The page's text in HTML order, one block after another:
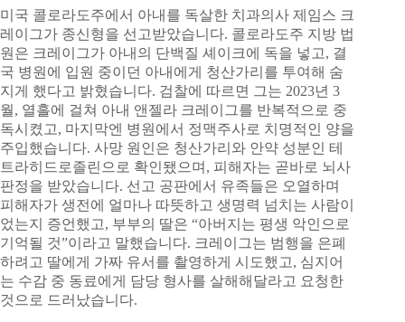
미국 콜로라도주에서 아내를 독살한 치과의사 제임스 크
레이그가 종신형을 선고받았습니다. 콜로라도주 지방 법
원은 크레이그가 아내의 단백질 셰이크에 독을 넣고, 결
국 병원에 입원 중이던 아내에게 청산가리를 투여해 숨
지게 했다고 밝혔습니다. 검찰에 따르면 그는 2023년 3
월, 열흘에 걸쳐 아내 앤젤라 크레이그를 반복적으로 중
독시켰고, 마지막엔 병원에서 정맥주사로 치명적인 양을
주입했습니다. 사망 원인은 청산가리와 안약 성분인 테
트라히드로졸린으로 확인됐으며, 피해자는 곧바로 뇌사
판정을 받았습니다. 선고 공판에서 유족들은 오열하며
피해자가 생전에 얼마나 따뜻하고 생명력 넘치는 사람이
었는지 증언했고, 부부의 딸은 “아버지는 평생 악인으로
기억될 것”이라고 말했습니다. 크레이그는 범행을 은폐
하려고 딸에게 가짜 유서를 촬영하게 시도했고, 심지어
는 수감 중 동료에게 담당 형사를 살해해달라고 요청한
것으로 드러났습니다.